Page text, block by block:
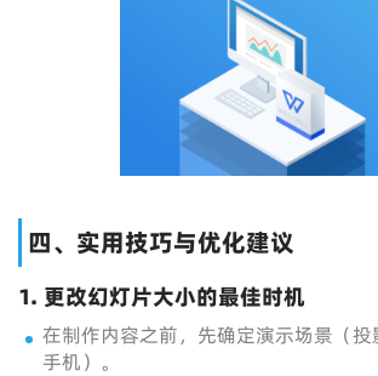
四、实用技巧与优化建议
1. 更改幻灯片大小的最佳时机
在制作内容之前，先确定演示场景（投
手机）。